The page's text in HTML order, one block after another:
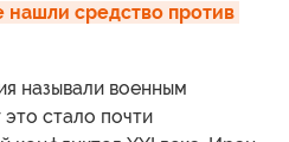
средство против
называли военным
стало почти